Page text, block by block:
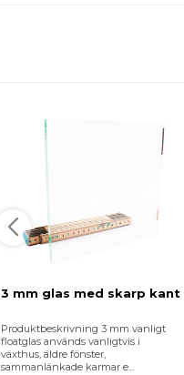
3 mm glas med skarp kant
Produktbeskrivning 3 mm vanligt
floatglas används vanligtvis i
växthus, äldre fönster,
sammanlänkade karmar e...